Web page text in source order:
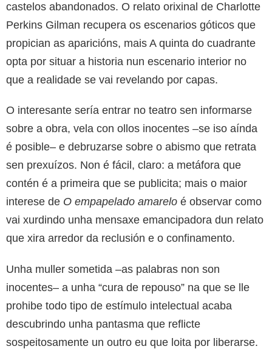
castelos abandonados. O relato orixinal de Charlotte
Perkins Gilman recupera os escenarios góticos que
propician as aparicións, mais A quinta do cuadrante
opta por situar a historia nun escenario interior no
que a realidade se vai revelando por capas.
O interesante sería entrar no teatro sen informarse
sobre a obra, vela con ollos inocentes –se iso aínda
é posible– e debruzarse sobre o abismo que retrata
sen prexuízos. Non é fácil, claro: a metáfora que
contén é a primeira que se publicita; mais o maior
interese de O empapelado amarelo é observar como
vai xurdindo unha mensaxe emancipadora dun relato
que xira arredor da reclusión e o confinamento.
Unha muller sometida –as palabras non son
inocentes– a unha “cura de repouso” na que se lle
prohibe todo tipo de estímulo intelectual acaba
descubrindo unha pantasma que reflicte
sospeitosamente un outro eu que loita por liberarse.